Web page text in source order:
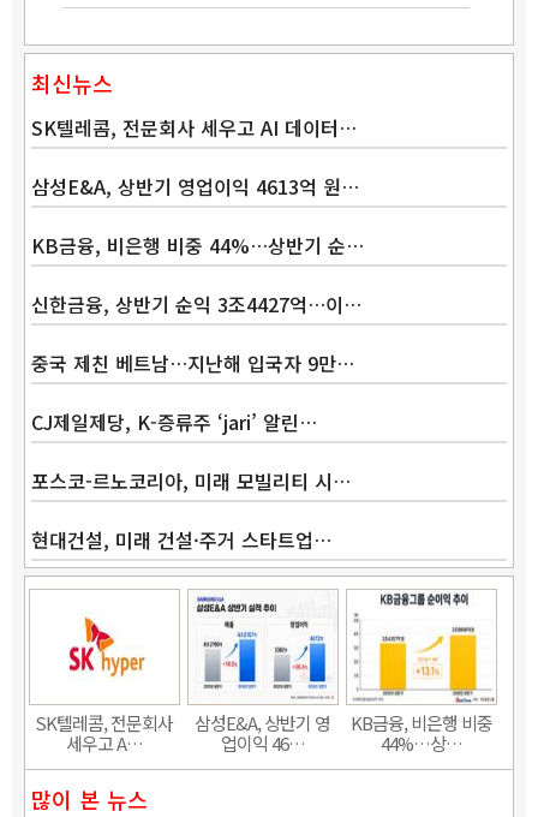
최신뉴스
SK텔레콤, 전문회사 세우고 AI 데이터…
삼성E&A, 상반기 영업이익 4613억 원…
KB금융, 비은행 비중 44%…상반기 순…
신한금융, 상반기 순익 3조4427억…이…
중국 제친 베트남…지난해 입국자 9만…
CJ제일제당, K-증류주 ‘jari’ 알린…
포스코-르노코리아, 미래 모빌리티 시…
현대건설, 미래 건설·주거 스타트업…
SK텔레콤, 전문회사
세우고 A…
삼성E&A, 상반기 영
업이익 46…
KB금융, 비은행 비중
44%…상…
많이 본 뉴스